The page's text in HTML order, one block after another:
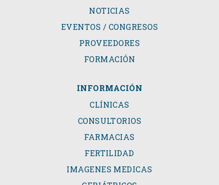
NOTICIAS
EVENTOS / CONGRESOS
PROVEEDORES
FORMACIÓN
INFORMACIÓN
CLÍNICAS
CONSULTORIOS
FARMACIAS
FERTILIDAD
IMAGENES MEDICAS